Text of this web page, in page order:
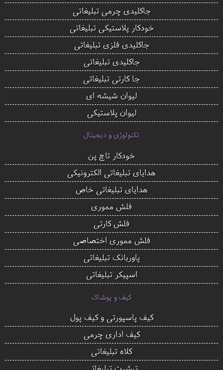
جاکلیدی چرمی تبلیغاتی
خودکار پلاستیکی تبلیغاتی
جاکلیدی فلزی تبلیغاتی
جاکلیدی تبلیغاتی
جا کارتی تبلیغاتی
لیوان شیشه ای
لیوان پلاستیکی
تکنولوژی و دیجیتال
خودکار تاچ پن
هدایای تبلیغاتی الکترونیکی
هدایای تبلیغاتی خاص
فلش مموری
فلش کارتی
فلش مموری اختصاصی
پاوربانک تبلیغاتی
اسپیکر تبلیغاتی
کیف و پوشاک
کیف پاسپورتی و کیف پول
کیف اداری چرمی
کلاه تبلیغاتی